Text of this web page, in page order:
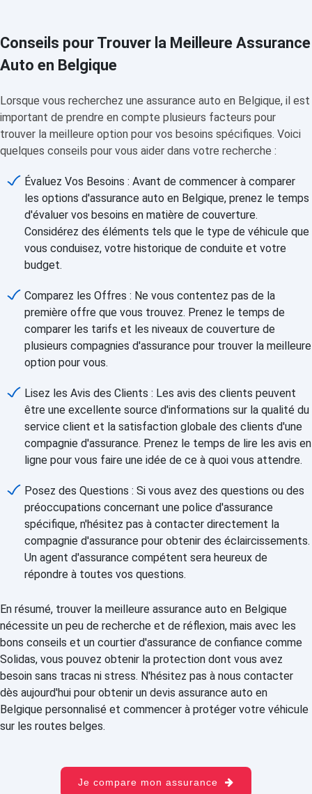
Conseils pour Trouver la Meilleure Assurance
Auto en Belgique
Lorsque vous recherchez une assurance auto en Belgique, il est
important de prendre en compte plusieurs facteurs pour
trouver la meilleure option pour vos besoins spécifiques. Voici
quelques conseils pour vous aider dans votre recherche :
Évaluez Vos Besoins : Avant de commencer à comparer
les options d'assurance auto en Belgique, prenez le temps
d'évaluer vos besoins en matière de couverture.
Considérez des éléments tels que le type de véhicule que
vous conduisez, votre historique de conduite et votre
budget.
Comparez les Offres : Ne vous contentez pas de la
première offre que vous trouvez. Prenez le temps de
comparer les tarifs et les niveaux de couverture de
plusieurs compagnies d'assurance pour trouver la meilleure
option pour vous.
Lisez les Avis des Clients : Les avis des clients peuvent
être une excellente source d'informations sur la qualité du
service client et la satisfaction globale des clients d'une
compagnie d'assurance. Prenez le temps de lire les avis en
ligne pour vous faire une idée de ce à quoi vous attendre.
Posez des Questions : Si vous avez des questions ou des
préoccupations concernant une police d'assurance
spécifique, n'hésitez pas à contacter directement la
compagnie d'assurance pour obtenir des éclaircissements.
Un agent d'assurance compétent sera heureux de
répondre à toutes vos questions.
En résumé, trouver la meilleure assurance auto en Belgique
nécessite un peu de recherche et de réflexion, mais avec les
bons conseils et un courtier d'assurance de confiance comme
Solidas, vous pouvez obtenir la protection dont vous avez
besoin sans tracas ni stress. N'hésitez pas à nous contacter
dès aujourd'hui pour obtenir un devis assurance auto en
Belgique personnalisé et commencer à protéger votre véhicule
sur les routes belges.
Je compare mon assurance